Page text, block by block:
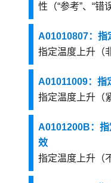
性（“参考”、“错
A01010807：指
指定温度上升（
A01011009：指
指定温度上升（
A0101200B：指
效
指定温度上升（